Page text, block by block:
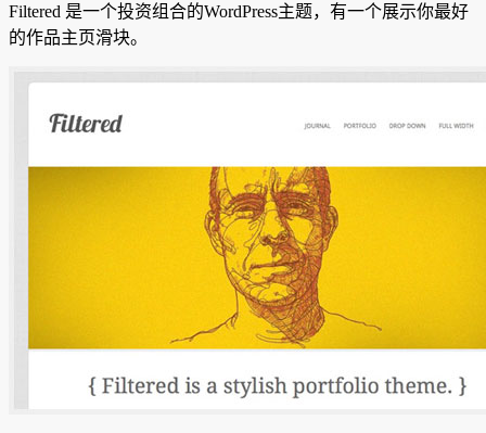
Filtered 是一个投资组合的WordPress主题，有一个展示你最好
的作品主页滑块。